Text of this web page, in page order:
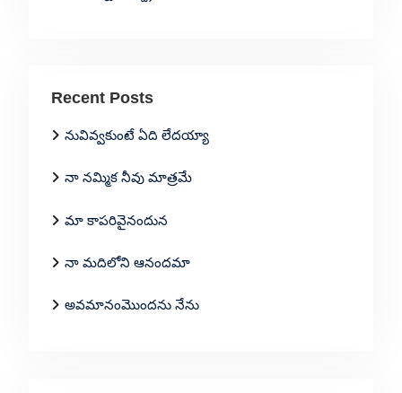
Recent Posts
నువివ్వకుంటే ఏది లేదయ్యా
నా నమ్మిక నీవు మాత్రమే
మా కాపరివైనందున
నా మదిలోని ఆనందమా
అవమానంమొందను నేను